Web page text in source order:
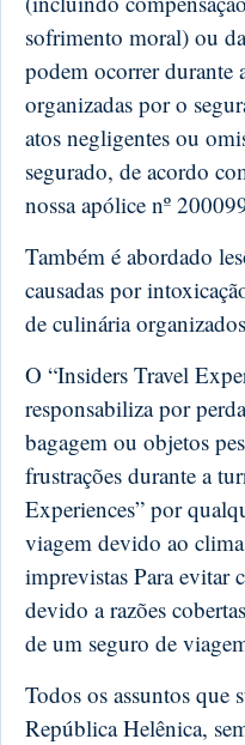
sofrimento moral) ou
podem ocorrer durante
organizadas por o
atos negligentes ou
segurado, de acordo
nossa apólice nº
Também é abordado
causadas por
de culinária
O “Insiders Travel
responsabiliza por
bagagem ou objetos
frustrações durante a
Experiences” por
viagem devido ao
imprevistas Para evitar
devido a razões
de um seguro de
Todos os assuntos que
República Helênica,